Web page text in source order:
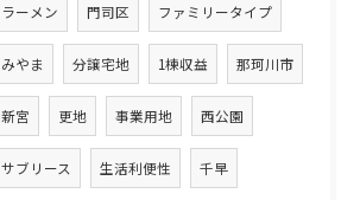
ラーメン 門司区 ファミリータイプ
みやま 分譲宅地 1棟収益 那珂川市
新宮 更地 事業用地 西公園
サブリース 生活利便性 千早